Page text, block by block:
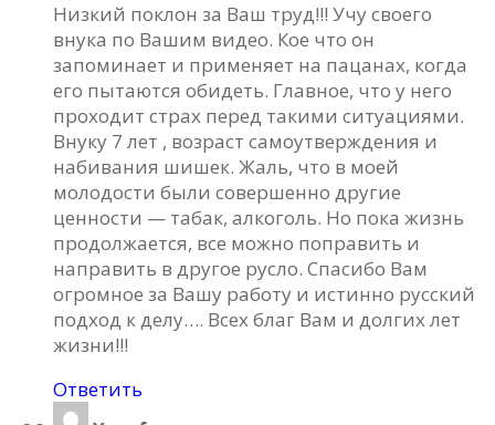
Низкий поклон за Ваш труд!!! Учу своего
внука по Вашим видео. Кое что он
запоминает и применяет на пацанах, когда
его пытаются обидеть. Главное, что у него
проходит страх перед такими ситуациями.
Внуку 7 лет , возраст самоутверждения и
набивания шишек. Жаль, что в моей
молодости были совершенно другие
ценности — табак, алкоголь. Но пока жизнь
продолжается, все можно поправить и
направить в другое русло. Спасибо Вам
огромное за Вашу работу и истинно русский
подход к делу…. Всех благ Вам и долгих лет
жизни!!!
Ответить